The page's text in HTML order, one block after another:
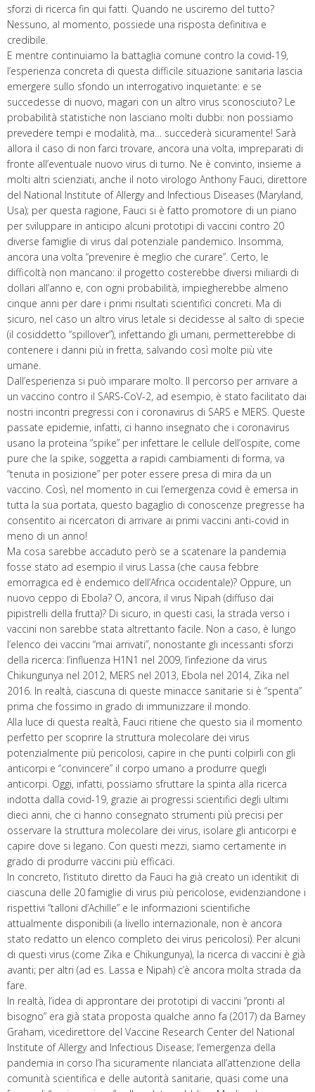
sforzi di ricerca fin qui fatti. Quando ne usciremo del tutto?
Nessuno, al momento, possiede una risposta definitiva e
credibile.
E mentre continuiamo la battaglia comune contro la covid-19,
l’esperienza concreta di questa difficile situazione sanitaria lascia
emergere sullo sfondo un interrogativo inquietante: e se
succedesse di nuovo, magari con un altro virus sconosciuto? Le
probabilità statistiche non lasciano molti dubbi: non possiamo
prevedere tempi e modalità, ma… succederà sicuramente! Sarà
allora il caso di non farci trovare, ancora una volta, impreparati di
fronte all’eventuale nuovo virus di turno. Ne è convinto, insieme a
molti altri scienziati, anche il noto virologo Anthony Fauci, direttore
del National Institute of Allergy and Infectious Diseases (Maryland,
Usa); per questa ragione, Fauci si è fatto promotore di un piano
per sviluppare in anticipo alcuni prototipi di vaccini contro 20
diverse famiglie di virus dal potenziale pandemico. Insomma,
ancora una volta “prevenire è meglio che curare”. Certo, le
difficoltà non mancano: il progetto costerebbe diversi miliardi di
dollari all’anno e, con ogni probabilità, impiegherebbe almeno
cinque anni per dare i primi risultati scientifici concreti. Ma di
sicuro, nel caso un altro virus letale si decidesse al salto di specie
(il cosiddetto “spillover”), infettando gli umani, permetterebbe di
contenere i danni più in fretta, salvando così molte più vite
umane.
Dall’esperienza si può imparare molto. Il percorso per arrivare a
un vaccino contro il SARS-CoV-2, ad esempio, è stato facilitato dai
nostri incontri pregressi con i coronavirus di SARS e MERS. Queste
passate epidemie, infatti, ci hanno insegnato che i coronavirus
usano la proteina “spike” per infettare le cellule dell’ospite, come
pure che la spike, soggetta a rapidi cambiamenti di forma, va
“tenuta in posizione” per poter essere presa di mira da un
vaccino. Così, nel momento in cui l’emergenza covid è emersa in
tutta la sua portata, questo bagaglio di conoscenze pregresse ha
consentito ai ricercatori di arrivare ai primi vaccini anti-covid in
meno di un anno!
Ma cosa sarebbe accaduto però se a scatenare la pandemia
fosse stato ad esempio il virus Lassa (che causa febbre
emorragica ed è endemico dell’Africa occidentale)? Oppure, un
nuovo ceppo di Ebola? O, ancora, il virus Nipah (diffuso dai
pipistrelli della frutta)? Di sicuro, in questi casi, la strada verso i
vaccini non sarebbe stata altrettanto facile. Non a caso, è lungo
l’elenco dei vaccini “mai arrivati”, nonostante gli incessanti sforzi
della ricerca: l’influenza H1N1 nel 2009, l’infezione da virus
Chikungunya nel 2012, MERS nel 2013, Ebola nel 2014, Zika nel
2016. In realtà, ciascuna di queste minacce sanitarie si è “spenta”
prima che fossimo in grado di immunizzare il mondo.
Alla luce di questa realtà, Fauci ritiene che questo sia il momento
perfetto per scoprire la struttura molecolare dei virus
potenzialmente più pericolosi, capire in che punti colpirli con gli
anticorpi e “convincere” il corpo umano a produrre quegli
anticorpi. Oggi, infatti, possiamo sfruttare la spinta alla ricerca
indotta dalla covid-19, grazie ai progressi scientifici degli ultimi
dieci anni, che ci hanno consegnato strumenti più precisi per
osservare la struttura molecolare dei virus, isolare gli anticorpi e
capire dove si legano. Con questi mezzi, siamo certamente in
grado di produrre vaccini più efficaci.
In concreto, l’istituto diretto da Fauci ha già creato un identikit di
ciascuna delle 20 famiglie di virus più pericolose, evidenziandone i
rispettivi “talloni d’Achille” e le informazioni scientifiche
attualmente disponibili (a livello internazionale, non è ancora
stato redatto un elenco completo dei virus pericolosi). Per alcuni
di questi virus (come Zika e Chikungunya), la ricerca di vaccini è già
avanti; per altri (ad es. Lassa e Nipah) c’è ancora molta strada da
fare.
In realtà, l’idea di approntare dei prototipi di vaccini “pronti al
bisogno” era già stata proposta qualche anno fa (2017) da Barney
Graham, vicedirettore del Vaccine Research Center del National
Institute of Allergy and Infectious Disease; l’emergenza della
pandemia in corso l’ha sicuramente rilanciata all’attenzione della
comunità scientifica e delle autorità sanitarie, quasi come una